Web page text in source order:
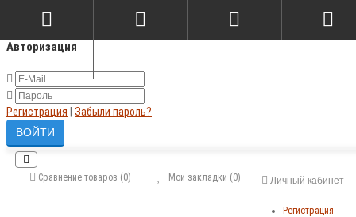
Авторизация
Регистрация Забыли пароль?
Личный кабинет
Регистрация
Мои закладки (0)
Сравнение товаров (0)